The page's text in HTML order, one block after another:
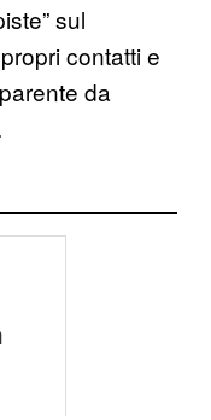
sul
contatti e
da